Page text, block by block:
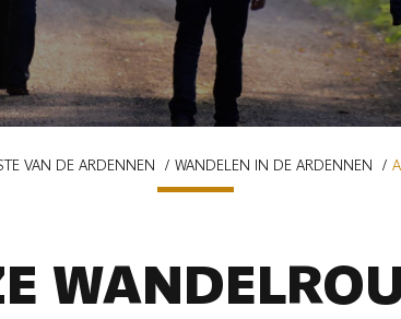
VAN DE ARDENNEN WANDELEN IN DE ARDENNEN